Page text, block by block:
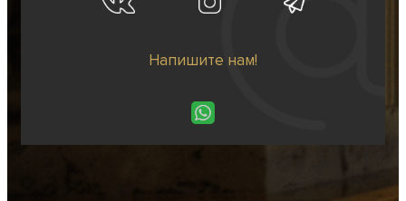
Напишите нам!